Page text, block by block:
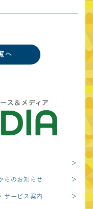
ザ蒲田
東京ビーチ
へ
らのお知らせ
サービス案内